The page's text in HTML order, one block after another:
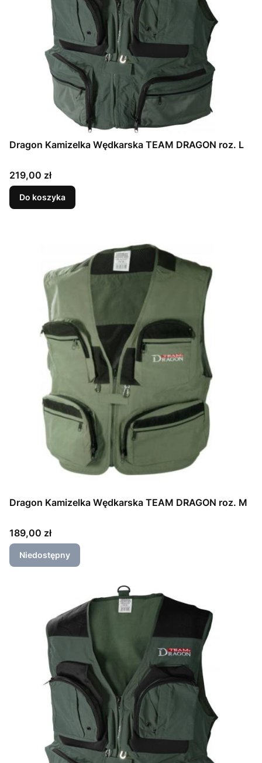
Dragon Kamizelka Wędkarska TEAM DRAGON roz. L
Cena
219,00 zł
Do koszyka
Dragon Kamizelka Wędkarska TEAM DRAGON roz. M
Cena
189,00 zł
Niedostępny